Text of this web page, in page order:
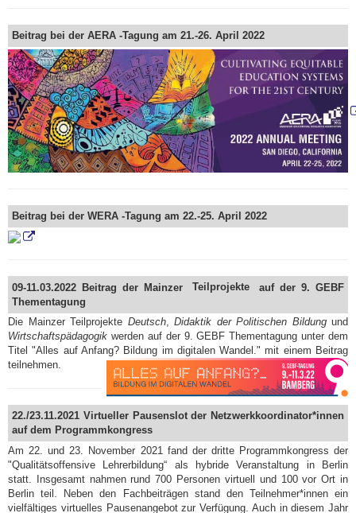
Beitrag bei der AERA -Tagung am 21.-26. April 2022
Beitrag bei der WERA -Tagung am 22.-25. April 2022
09-11.03.2022 Beitrag der Mainzer Teilprojekte
auf der 9. GEBF
Thementagung
Die Mainzer Teilprojekte Deutsch, Didaktik der Politischen Bildungund
Wirtschaftspädagogik werden auf der 9. GEBF Thementagung unter dem
Titel "Alles auf Anfang? Bildung im digitalen Wandel."mit einem Beitrag
teilnehmen.
22./23.11.2021 Virtueller Pausenslot der Netzwerkkoordinator*innen
auf dem Programmkongress
Am 22. und 23. November 2021 fand der dritte Programmkongress der
"Qualitätsoffensive Lehrerbildung“ als hybride Veranstaltung in Berlin
statt. Insgesamt nahmen rund 700 Personen virtuell und 100 vor Ort in
Berlin teil. Neben den Fachbeiträgen stand den Teilnehmer*innen ein
vielfältiges virtuelles Pausenangebot zur Verfügung. Auch in diesem Jahr